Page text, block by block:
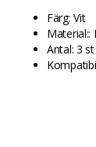
Färg: Vit
Material::
Antal: 3 st